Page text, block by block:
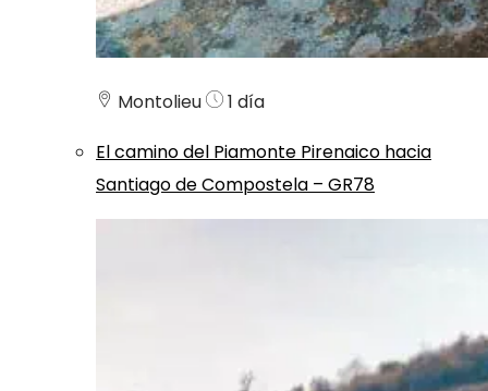
Montolieu
1 día
El camino del Piamonte Pirenaico hacia
Santiago de Compostela – GR78